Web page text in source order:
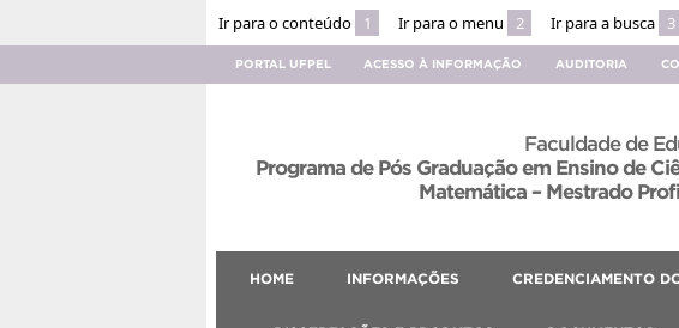
Ir para o conteúdo 1 Ir para o menu 2 Ir para a busca 3
PORTAL UFPEL ACESSO À INFORMAÇÃO AUDITORIA
Faculdade de
Programa de Pós Graduação em Ensino de
Matemática – Mestrado
HOME INFORMAÇÕES CREDENCIAMENTO